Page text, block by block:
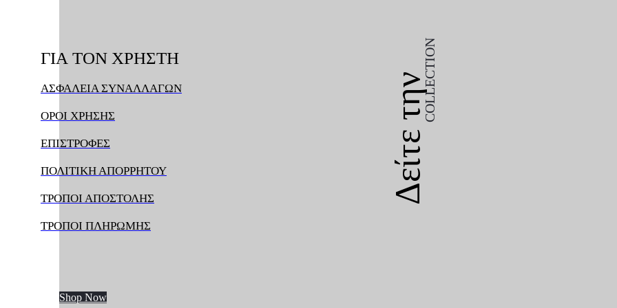
Δείτε τηνCOLLECTION
Έπιπλα κομμωτηρίου
Δείτε τηνCOLLECTION
Shop Now
ΓΙΑ ΤΟΝ ΧΡΗΣΤΗ
ΑΣΦΑΛΕΙΑ ΣΥΝΑΛΛΑΓΩΝ
ΟΡΟΙ ΧΡΗΣΗΣ
ΕΠΙΣΤΡΟΦΕΣ
ΠΟΛΙΤΙΚΗ ΑΠΟΡΡΗΤΟΥ
ΤΡΟΠΟΙ ΑΠΟΣΤΟΛΗΣ
ΤΡΟΠΟΙ ΠΛΗΡΩΜΗΣ